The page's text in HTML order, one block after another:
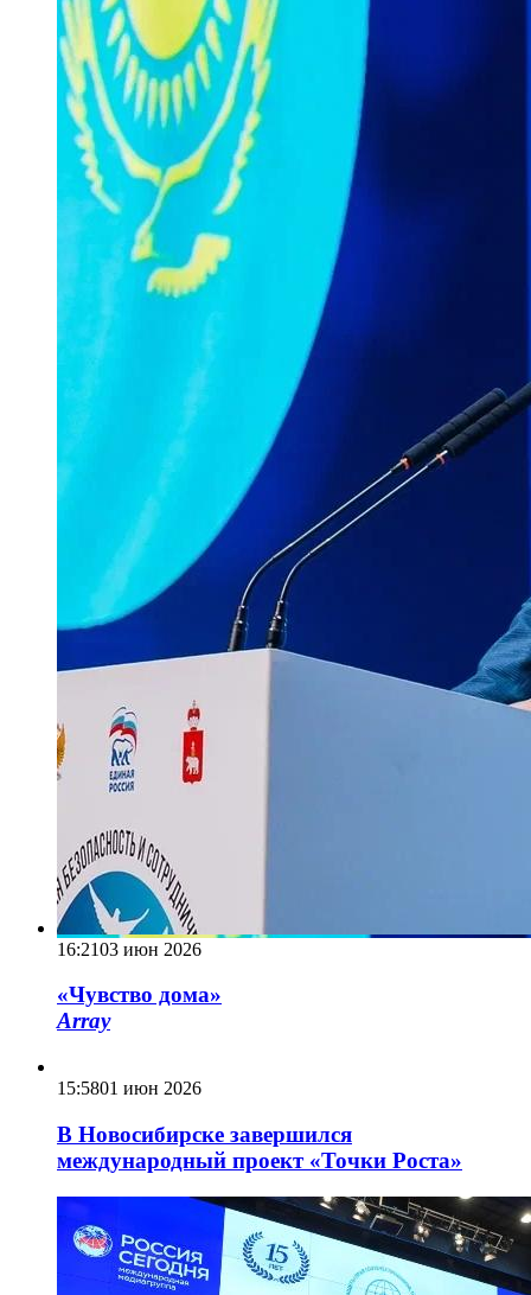
16:2103 июн 2026
«Чувство дома»
Array
15:5801 июн 2026
В Новосибирске завершился
международный проект «Точки Роста»